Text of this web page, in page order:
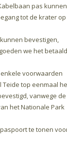
pas kunnen
tot de krater op
bevestigen,
we het
voorwaarden
Teide top eenmaal
vanwege de
het Nationale Park
te tonen